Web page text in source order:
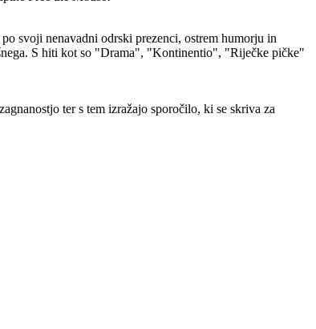
svoji nenavadni odrski prezenci, ostrem humorju in
S hiti kot so "Drama", "Kontinentio", "Riječke pičke"
ter s tem izražajo sporočilo, ki se skriva za